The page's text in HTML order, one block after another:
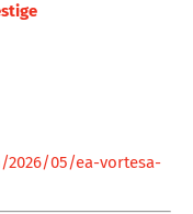
05/ea-vortesa-